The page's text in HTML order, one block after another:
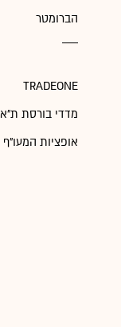
הברומטר
TRADEONE
מדדי בורסת ת"א
אופציות המעו"ף